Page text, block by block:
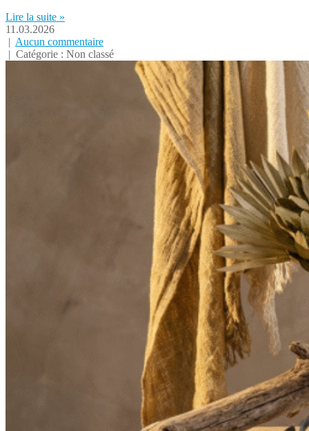
Lire la suite »
11.03.2026
| Aucun commentaire
| Catégorie : Non classé